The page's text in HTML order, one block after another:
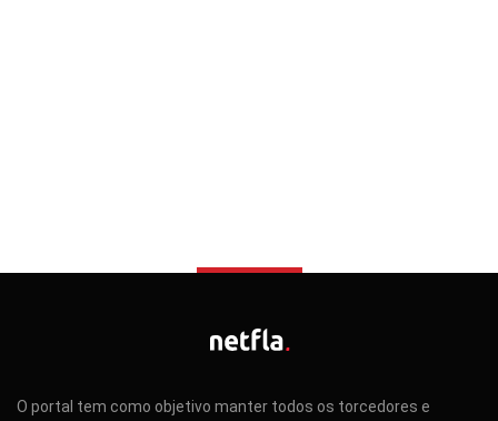
O portal tem como objetivo manter todos os torcedores e